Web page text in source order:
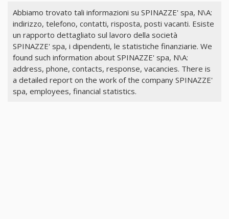
Abbiamo trovato tali informazioni su SPINAZZE' spa, N\A:
indirizzo, telefono, contatti, risposta, posti vacanti. Esiste
un rapporto dettagliato sul lavoro della società
SPINAZZE' spa, i dipendenti, le statistiche finanziarie. We
found such information about SPINAZZE' spa, N\A:
address, phone, contacts, response, vacancies. There is
a detailed report on the work of the company SPINAZZE'
spa, employees, financial statistics.